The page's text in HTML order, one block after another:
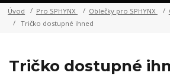
Úvod Pro SPHYNX Oblečky pro SPHYNX
Tričko dostupné ihned
Tričko dostupné